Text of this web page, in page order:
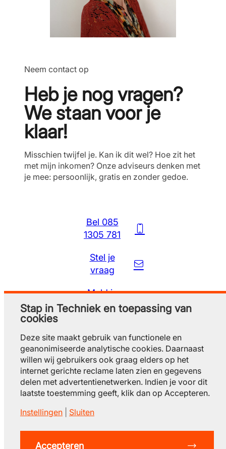
Neem contact op
Heb je nog vragen?
We staan voor je
klaar!
Misschien twijfel je. Kan ik dit wel? Hoe zit het
met mijn inkomen? Onze adviseurs denken met
je mee: persoonlijk, gratis en zonder gedoe.
Bel 085
1305 781
Stel je
vraag
Meld je
gratis aan
© 2026 Stap in techniek
gebruiksvoorwaarden contact
Stap in Techniek en toepassing van
cookies
Deze site maakt gebruik van functionele en
geanonimiseerde analytische cookies. Daarnaast
willen wij gebruikers ook graag elders op het
internet gerichte reclame laten zien en gegevens
delen met advertentienetwerken. Indien je voor dit
laatste toestemming geeft, klik dan op Accepteren.
Instellingen
Sluiten
Accepteren